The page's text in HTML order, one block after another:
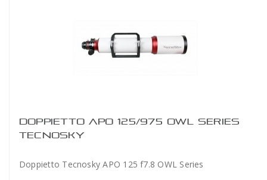
DOPPIETTO APO 125/975 OWL SERIES
TECNOSKY
Doppietto Tecnosky APO 125 f7.8 OWL Series